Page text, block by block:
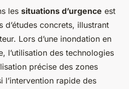
les situations d’urgence est
d’études concrets, illustrant
Lors d’une inondation en
l’utilisation des technologies
précise des zones
l’intervention rapide des